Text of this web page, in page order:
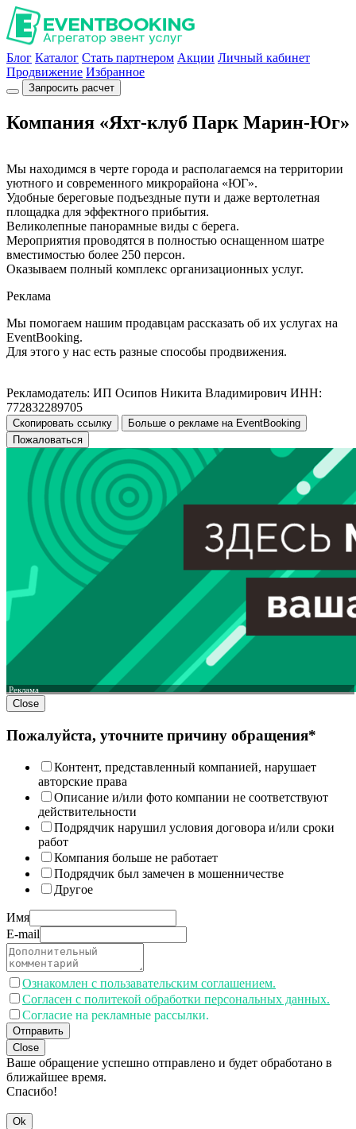
Блог Каталог Стать партнером Акции Личный кабинет
Продвижение Избранное
Запросить расчет
Компания «Яхт-клуб Парк Марин-Юг»
Мы находимся в черте города и располагаемся на территории
уютного и современного микрорайона «ЮГ».
Удобные береговые подъездные пути и даже вертолетная
площадка для эффектного прибытия.
Великолепные панорамные виды с берега.
Мероприятия проводятся в полностью оснащенном шатре
вместимостью более 250 персон.
Оказываем полный комплекс организационных услуг.
Реклама
Мы помогаем нашим продавцам рассказать об их услугах на
EventBooking.
Для этого у нас есть разные способы продвижения.
Рекламодатель: ИП Осипов Никита Владимирович ИНН:
772832289705
Скопировать ссылку
Больше о рекламе на EventBooking
Пожаловаться
Реклама
Close
Пожалуйста, уточните причину обращения*
Контент, представленный компанией, нарушает
авторские права
Описание и/или фото компании не соответствуют
действительности
Подрядчик нарушил условия договора и/или сроки
работ
Компания больше не работает
Подрядчик был замечен в мошенничестве
Другое
Имя
E-mail
Ознакомлен с пользавательским соглашением.
Согласен с политекой обработки персональных данных.
Согласие на рекламные рассылки.
Отправить
Close
Ваше обращение успешно отправлено и будет обработано в
ближайшее время.
Спасибо!
Ok